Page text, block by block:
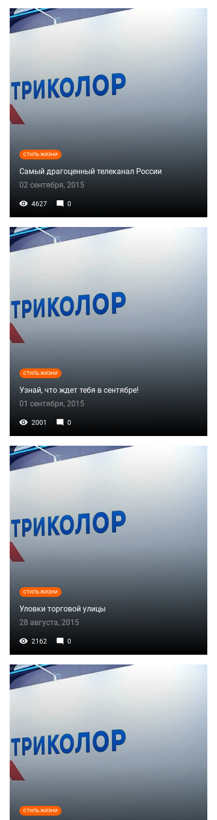
СТИЛЬ ЖИЗНИ
Самый драгоценный телеканал России
02 сентября, 2015
4627 0
СТИЛЬ ЖИЗНИ
Узнай, что ждет тебя в сентябре!
01 сентября, 2015
2001 0
СТИЛЬ ЖИЗНИ
Уловки торговой улицы
28 августа, 2015
2162 0
СТИЛЬ ЖИЗНИ